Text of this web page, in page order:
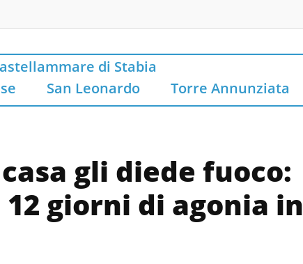
di Stabia
San Leonardo Torre Annunziata
gli diede fuoco:
giorni di agonia in